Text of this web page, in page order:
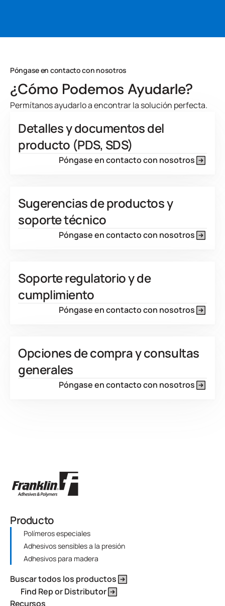
Póngase en contacto con nosotros
¿Cómo Podemos Ayudarle?
Permítanos ayudarlo a encontrar la solución perfecta.
Detalles y documentos del
producto (PDS, SDS)
Póngase en contacto con nosotros
Sugerencias de productos y
soporte técnico
Póngase en contacto con nosotros
Soporte regulatorio y de
cumplimiento
Póngase en contacto con nosotros
Opciones de compra y consultas
generales
Póngase en contacto con nosotros
Producto
Polímeros especiales
Adhesivos sensibles a la presión
Adhesivos para madera
Buscar todos los productos
Find Rep or Distributor
Recursos